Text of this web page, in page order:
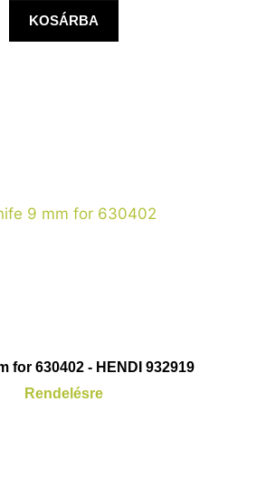
KOSÁRBA
for 630402 - HENDI 932919
Rendelésre